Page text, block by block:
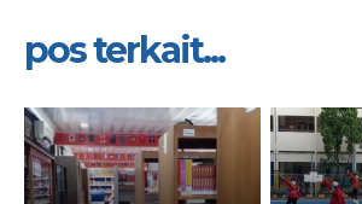
pos terkait...